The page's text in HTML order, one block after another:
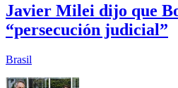
Javier Milei dijo que
“persecución judicial”
Brasil